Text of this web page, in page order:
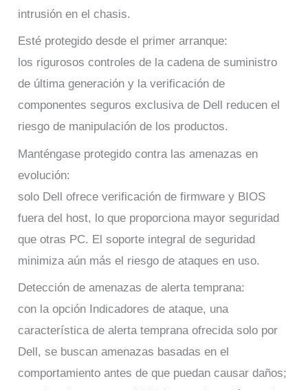
intrusión en el chasis.
Esté protegido desde el primer arranque:
los rigurosos controles de la cadena de suministro
de última generación y la verificación de
componentes seguros exclusiva de Dell reducen el
riesgo de manipulación de los productos.
Manténgase protegido contra las amenazas en
evolución:
solo Dell ofrece verificación de firmware y BIOS
fuera del host, lo que proporciona mayor seguridad
que otras PC. El soporte integral de seguridad
minimiza aún más el riesgo de ataques en uso.
Detección de amenazas de alerta temprana:
con la opción Indicadores de ataque, una
característica de alerta temprana ofrecida solo por
Dell, se buscan amenazas basadas en el
comportamiento antes de que puedan causar daños;